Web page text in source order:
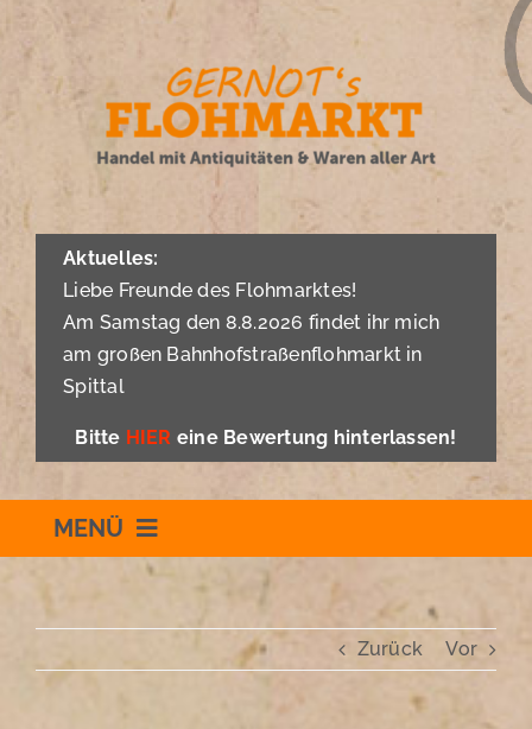
Inhalt
springen
Aktuelles:
Liebe Freunde des Flohmarktes!
Am Samstag den 8.8.2026 findet ihr mich
am großen Bahnhofstraßenflohmarkt in
Spittal
Bitte HIER eine Bewertung hinterlassen!
MENÜ
Willkommen
Schauraum
Zurück Vor